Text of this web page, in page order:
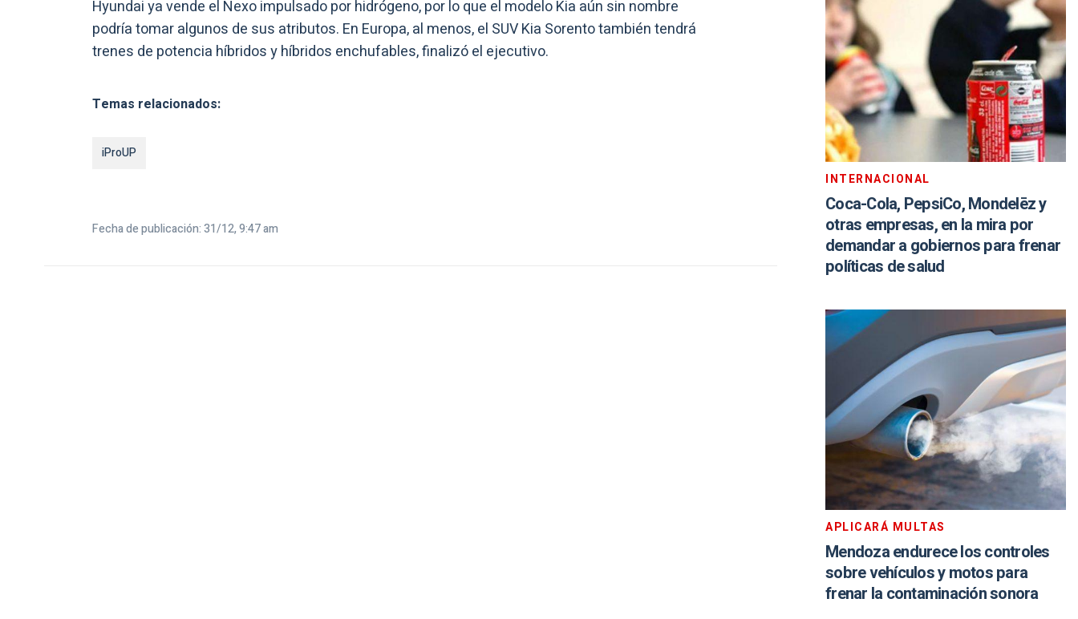
Hyundai ya vende el Nexo impulsado por hidrógeno, por lo que el modelo Kia aún sin nombre
podría tomar algunos de sus atributos. En Europa, al menos, el SUV Kia Sorento también tendrá
trenes de potencia híbridos y híbridos enchufables, finalizó el ejecutivo.
Temas relacionados:
iProUP
Fecha de publicación: 31/12, 9:47 am
INTERNACIONAL
Coca-Cola, PepsiCo, Mondelēz y
otras empresas, en la mira por
demandar a gobiernos para frenar
políticas de salud
APLICARÁ MULTAS
Mendoza endurece los controles
sobre vehículos y motos para
frenar la contaminación sonora